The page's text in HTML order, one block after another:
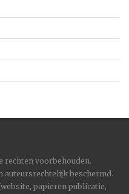
rechten voorbehouden.
beschermd.
papieren publicatie,